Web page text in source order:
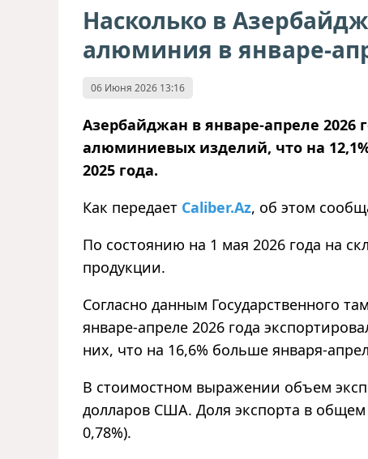
Насколько в
алюминия в январе-
06 Июня 2026 13:16
Азербайджан в январе-апреле 2026
алюминиевых изделий, что на
2025 года.
Как передает Caliber.Az, об этом
По состоянию на 1 мая 2026 года на
продукции.
Согласно данным Государственного
январе-апреле 2026 года
них, что на 16,6% больше января-
В стоимостном выражении объем
долларов США. Доля экспорта в общем
0,78%).